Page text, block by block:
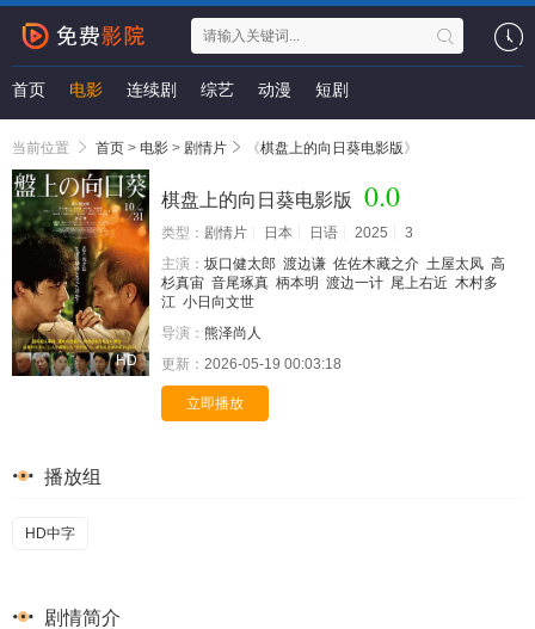
首页 电影 连续剧 综艺 动漫 短剧
当前位置 首页 > 电影 > 剧情片 《棋盘上的向日葵电影版》
HD
棋盘上的向日葵电影版 0.0
类型： 剧情片 日本 日语 2025
3
主演： 坂口健太郎 渡边谦 佐佐木藏之介 土屋太凤 高
杉真宙 音尾琢真 柄本明 渡边一计 尾上右近 木村多
江 小日向文世
导演： 熊泽尚人
更新： 2026-05-19 00:03:18
立即播放
播放组
HD中字
剧情简介